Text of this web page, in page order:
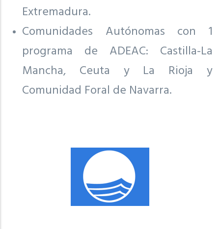
Extremadura.
Comunidades Autónomas con 1
programa de ADEAC: Castilla-La
Mancha, Ceuta y La Rioja y
Comunidad Foral de Navarra.